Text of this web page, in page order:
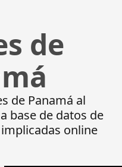
de
de Panamá al
base de datos de
online